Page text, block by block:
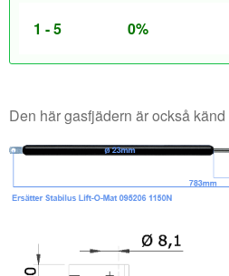
1 - 5 0%
Den här gasfjädern är också